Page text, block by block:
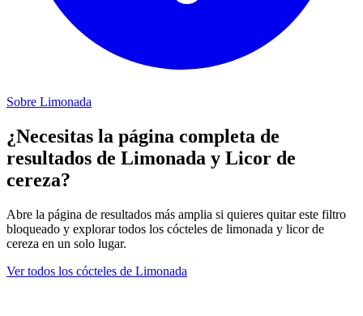
Sobre Limonada
¿Necesitas la página completa de
resultados de Limonada y Licor de
cereza?
Abre la página de resultados más amplia si quieres quitar este filtro
bloqueado y explorar todos los cócteles de limonada y licor de
cereza en un solo lugar.
Ver todos los cócteles de Limonada